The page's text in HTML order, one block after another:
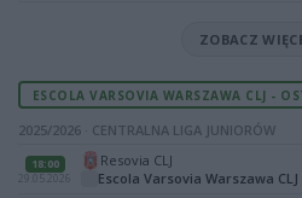
ZOBACZ
ESCOLA VARSOVIA WARSZAWA CLJ -
2025/2026 · CENTRALNA LIGA JUNIORÓW
18:00
29.05.2026
Resovia CLJ
Escola Varsovia Warszawa CLJ